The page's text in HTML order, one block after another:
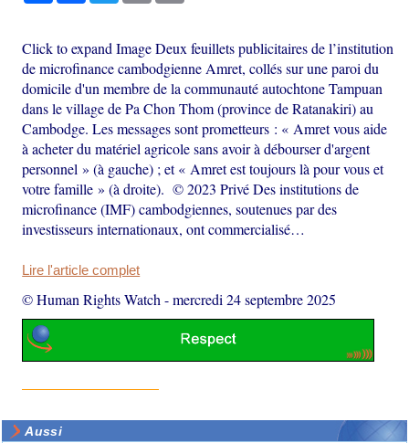
Click to expand Image Deux feuillets publicitaires de l’institution
de microfinance cambodgienne Amret, collés sur une paroi du
domicile d'un membre de la communauté autochtone Tampuan
dans le village de Pa Chon Thom (province de Ratanakiri) au
Cambodge. Les messages sont prometteurs : « Amret vous aide
à acheter du matériel agricole sans avoir à débourser d'argent
personnel » (à gauche) ; et « Amret est toujours là pour vous et
votre famille » (à droite). © 2023 Privé Des institutions de
microfinance (IMF) cambodgiennes, soutenues par des
investisseurs internationaux, ont commercialisé…
Lire l'article complet
© Human Rights Watch -mercredi 24 septembre 2025
Aussi